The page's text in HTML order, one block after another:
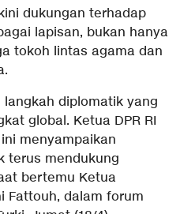
dukungan terhadap
lapisan, bukan hanya
tokoh lintas agama dan
diplomatik yang
global. Ketua DPR RI
menyampaikan
terus mendukung
bertemu Ketua
Fattouh, dalam forum